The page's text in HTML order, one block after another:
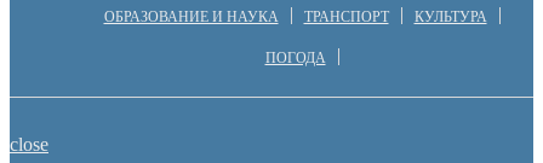
ОБРАЗОВАНИЕ И НАУКА ТРАНСПОРТ КУЛЬТУРА
ПОГОДА
close